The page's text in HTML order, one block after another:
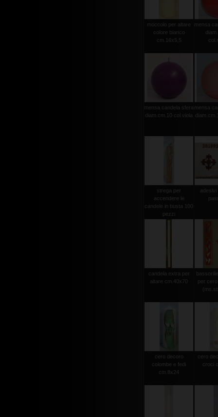
moccolo per altare
colore bianco
cm.16x5,5
mensa
mensa candela sfera
diam.cm.10 col.viola
mensa
strega per
accendere le
candele in busta 100
pezzi
candela extra per
altare cm.40x70
per
cero decoro
colombe e fedi
cm.8x24
cero
croci